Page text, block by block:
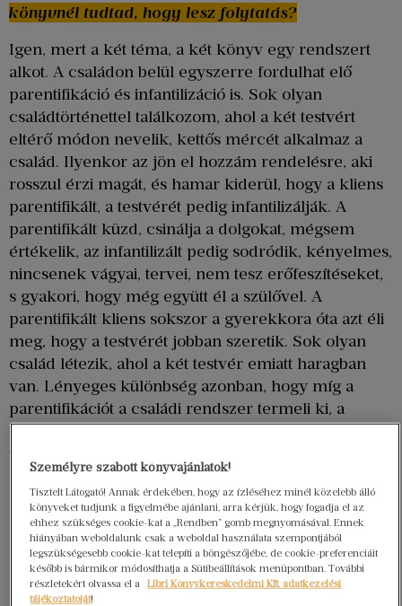
könyvnél tudtad, hogy lesz folytatás?
Igen, mert a két téma, a két könyv egy rendszert
alkot. A családon belül egyszerre fordulhat elő
parentifikáció és infantilizáció is. Sok olyan
családtörténettel találkozom, ahol a két testvért
eltérő módon nevelik, kettős mércét alkalmaz a
család. Ilyenkor az jön el hozzám rendelésre, aki
rosszul érzi magát, és hamar kiderül, hogy a kliens
parentifikált, a testvérét pedig infantilizálják. A
parentifikált küzd, csinálja a dolgokat, mégsem
értékelik, az infantilizált pedig sodródik, kényelmes,
nincsenek vágyai, tervei, nem tesz erőfeszítéseket,
s gyakori, hogy még együtt él a szülővel. A
parentifikált kliens sokszor a gyerekkora óta azt éli
meg, hogy a testvérét jobban szeretik. Sok olyan
család létezik, ahol a két testvér emiatt haragban
van. Lényeges különbség azonban, hogy míg a
parentifikációt a családi rendszer termeli ki, a
rendszernek van rá szüksége, addig az infantilizálás
valamelyik szülő szükséglete, aki valószínűleg
szintén nem vált le a saját szülőjéről, érzelmileg
éretlen, és ily módon tud csak kapcsolódni.
Személyre szabott könyvajánlatok!
Tisztelt Látogató! Annak érdekében, hogy az ízléséhez minél közelebb álló
könyveket tudjunk a figyelmébe ajánlani, arra kérjük, hogy fogadja el az
ehhez szükséges cookie-kat a „Rendben” gomb megnyomásával. Ennek
hiányában weboldalunk csak a weboldal használata szempontjából
legszükségesebb cookie-kat telepíti a böngészőjébe, de cookie-preferenciáit
később is bármikor módosíthatja a Sütibeállítások menüpontban. További
részletekért olvassa el a
Libri Könyvkereskedelmi Kft. adatkezelési
tájékoztatóját!